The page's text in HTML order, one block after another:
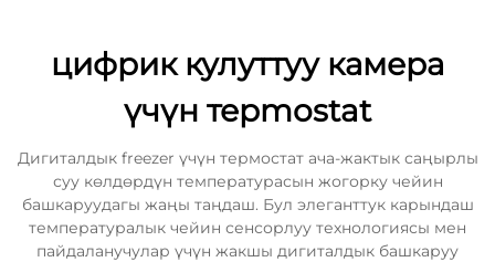
Бизге Байланыш
цифрик кулуттуу камера
үчүн терmostat
Дигиталдык freezer үчүн термостат ача-жактык саңырлы
суу көлдөрдүн температурасын жогорку чейин
башкаруудагы жаңы таңдаш. Бул элеганттук карындаш
температуралык чейин сенсорлуу технологиясы мен
пайдаланучулар үчүн жакшы дигиталдык башкаруу